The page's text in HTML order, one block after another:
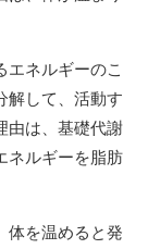
エネルギーのこ
解して、活動す
由は、基礎代謝
ネルギーを脂肪
体を温めると発